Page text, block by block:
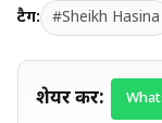
टैग: #Sheikh Hasina
शेयर करें: